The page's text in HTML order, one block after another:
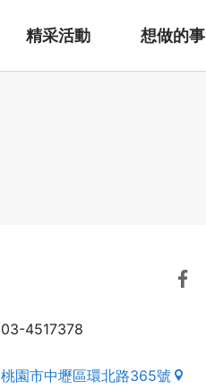
精采活動 想做的事
03-4517378
桃園市中壢區環北路365號